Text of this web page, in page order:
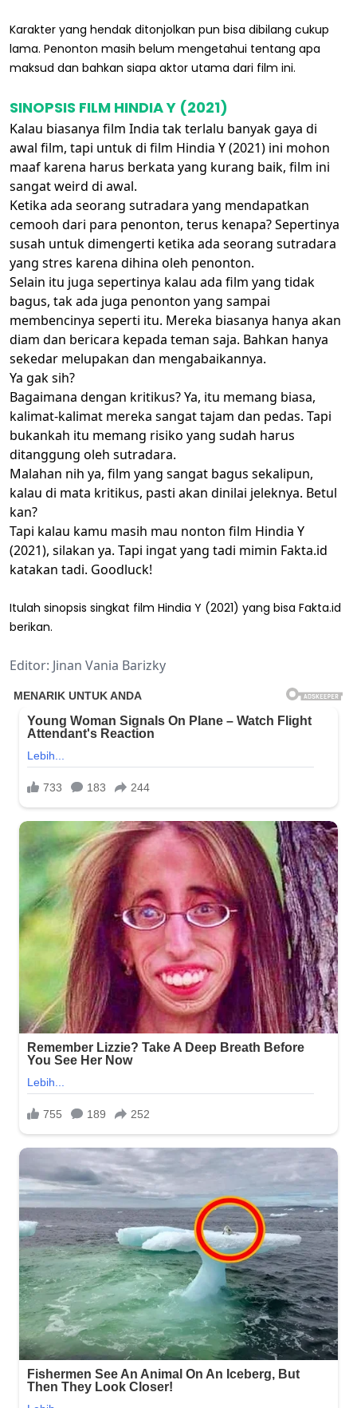
Karakter yang hendak ditonjolkan pun bisa dibilang cukup
lama. Penonton masih belum mengetahui tentang apa
maksud dan bahkan siapa aktor utama dari film ini.
SINOPSIS FILM HINDIA Y (2021)
Kalau biasanya film India tak terlalu banyak gaya di
awal film, tapi untuk di film Hindia Y (2021) ini mohon
maaf karena harus berkata yang kurang baik, film ini
sangat weird di awal.
Ketika ada seorang sutradara yang mendapatkan
cemooh dari para penonton, terus kenapa? Sepertinya
susah untuk dimengerti ketika ada seorang sutradara
yang stres karena dihina oleh penonton.
Selain itu juga sepertinya kalau ada film yang tidak
bagus, tak ada juga penonton yang sampai
membencinya seperti itu. Mereka biasanya hanya akan
diam dan bericara kepada teman saja. Bahkan hanya
sekedar melupakan dan mengabaikannya.
Ya gak sih?
Bagaimana dengan kritikus? Ya, itu memang biasa,
kalimat-kalimat mereka sangat tajam dan pedas. Tapi
bukankah itu memang risiko yang sudah harus
ditanggung oleh sutradara.
Malahan nih ya, film yang sangat bagus sekalipun,
kalau di mata kritikus, pasti akan dinilai jeleknya. Betul
kan?
Tapi kalau kamu masih mau nonton film Hindia Y
(2021), silakan ya. Tapi ingat yang tadi mimin Fakta.id
katakan tadi. Goodluck!
Itulah sinopsis singkat film Hindia Y (2021) yang bisa Fakta.id
berikan.
Editor: Jinan Vania Barizky